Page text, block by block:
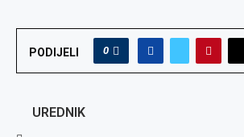
PODIJELI 0
UREDNIK